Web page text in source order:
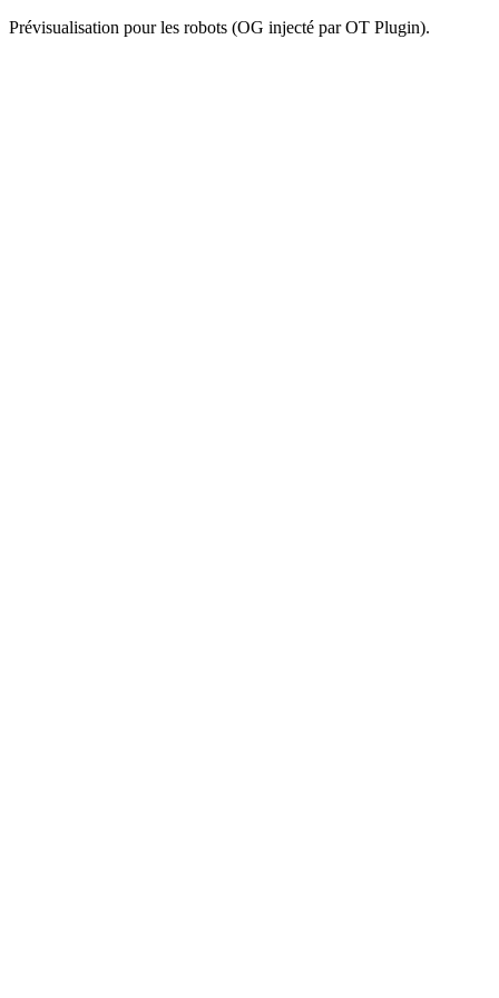
Prévisualisation pour les robots (OG injecté par OT Plugin).